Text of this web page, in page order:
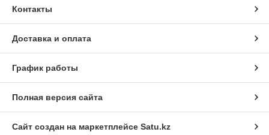
Контакты
Доставка и оплата
График работы
Полная версия сайта
Сайт создан на маркетплейсе Satu.kz